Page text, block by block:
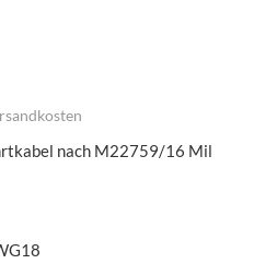
nach M22759/16 Mil